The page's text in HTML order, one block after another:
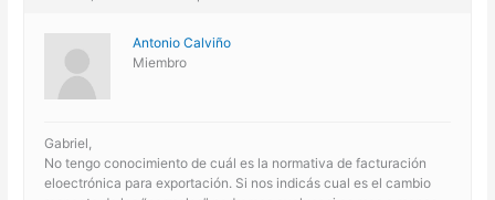
Antonio Calviño
Miembro
Gabriel,
No tengo conocimiento de cuál es la normativa de facturación
eloectrónica para exportación. Si nos indicás cual es el cambio